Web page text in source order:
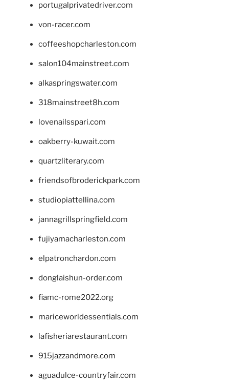
portugalprivatedriver.com
von-racer.com
coffeeshopcharleston.com
salon104mainstreet.com
alkaspringswater.com
318mainstreet8h.com
lovenailsspari.com
oakberry-kuwait.com
quartzliterary.com
friendsofbroderickpark.com
studiopiattellina.com
jannagrillspringfield.com
fujiyamacharleston.com
elpatronchardon.com
donglaishun-order.com
fiamc-rome2022.org
mariceworldessentials.com
lafisheriarestaurant.com
915jazzandmore.com
aguadulce-countryfair.com